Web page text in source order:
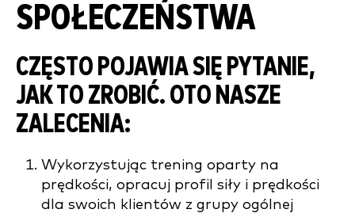
SPOŁECZEŃSTWA
CZĘSTO POJAWIA SIĘ PYTANIE,
JAK TO ZROBIĆ. OTO NASZE
ZALECENIA:
Wykorzystując trening oparty na
prędkości, opracuj profil siły i prędkości
dla swoich klientów z grupy ogólnej